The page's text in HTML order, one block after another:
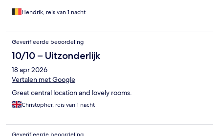
Hendrik, reis van 1 nacht
Geverifieerde beoordeling
10/10 – Uitzonderlijk
18 apr 2026
Vertalen met Google
Great central location and lovely rooms.
Christopher, reis van 1 nacht